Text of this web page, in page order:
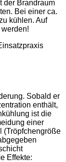
der Brandraum
Bei einer ca.
kühlen. Auf
Sobald er
enthält,
ist die
einer
(Tröpfchengröße
Effekte: